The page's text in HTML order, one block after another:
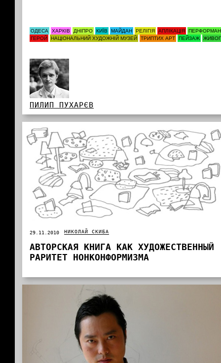
ОДЕСА ХАРКІВ ДНІПРО КИЇВ МАЙДАН РЕЛІГІЯ АПЛІКАЦІЯ
ГЕРОЙ
НАЦІОНАЛЬНИЙ ХУДОЖНІЙ МУЗЕЙ ТРИПТИХ АРТ ПЕЙЗАЖ
ПИЛИП ПУХАРЄВ
29.11.2010 НИКОЛАЙ СКИБА
АВТОРСКАЯ КНИГА КАК ХУДОЖЕСТВЕННЫЙ
РАРИТЕТ НОНКОНФОРМИЗМА